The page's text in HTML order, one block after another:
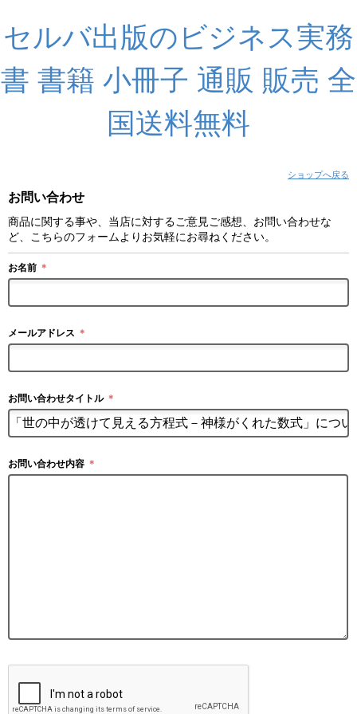
セルバ出版のビジネス実務
書 書籍 小冊子 通販 販売 全
国送料無料
ショップへ戻る
お問い合わせ
商品に関する事や、当店に対するご意見ご感想、お問い合わせな
ど、こちらのフォームよりお気軽にお尋ねください。
お名前 ＊
メールアドレス ＊
お問い合わせタイトル ＊
お問い合わせ内容 ＊